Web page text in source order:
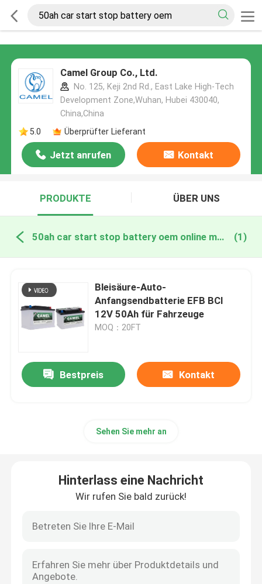
Camel Group Co., Ltd.
No. 125, Keji 2nd Rd., East Lake High-Tech
Development Zone,Wuhan, Hubei 430040,
China,China
5.0
Überprüfter Lieferant
Jetzt anrufen Kontakt
PRODUKTE ÜBER UNS
50ah car start stop battery oem online manufacture (1)
Bleisäure-Auto-
Anfangsendbatterie EFB BCI
12V 50Ah für Fahrzeuge
MOQ：20FT
Bestpreis Kontakt
Sehen Sie mehr an
Hinterlass eine Nachricht
Wir rufen Sie bald zurück!